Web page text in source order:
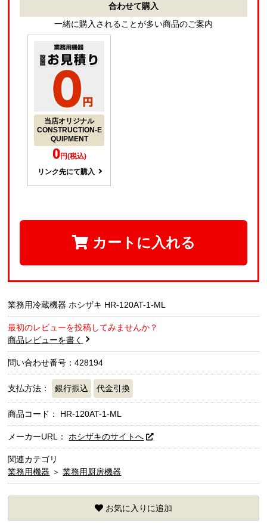
合わせて購入
一緒に購入されることが多い商品のご案内
当店オリジナル
CONSTRUCTION-E
QUIPMENT
0円(税込)
リンク先にて購入
カートに入れる
業務用冷蔵機器 ホシザキ HR-120AT-1-ML
最初のレビューを投稿してみませんか？
商品レビューを書く
問い合わせ番号：428194
支払方法： 銀行振込 代金引換
商品コード： HR-120AT-1-ML
メーカーURL： ホシザキのサイトへ
関連カテゴリ
業務用機器 ＞ 業務用厨房機器
お気に入りに追加